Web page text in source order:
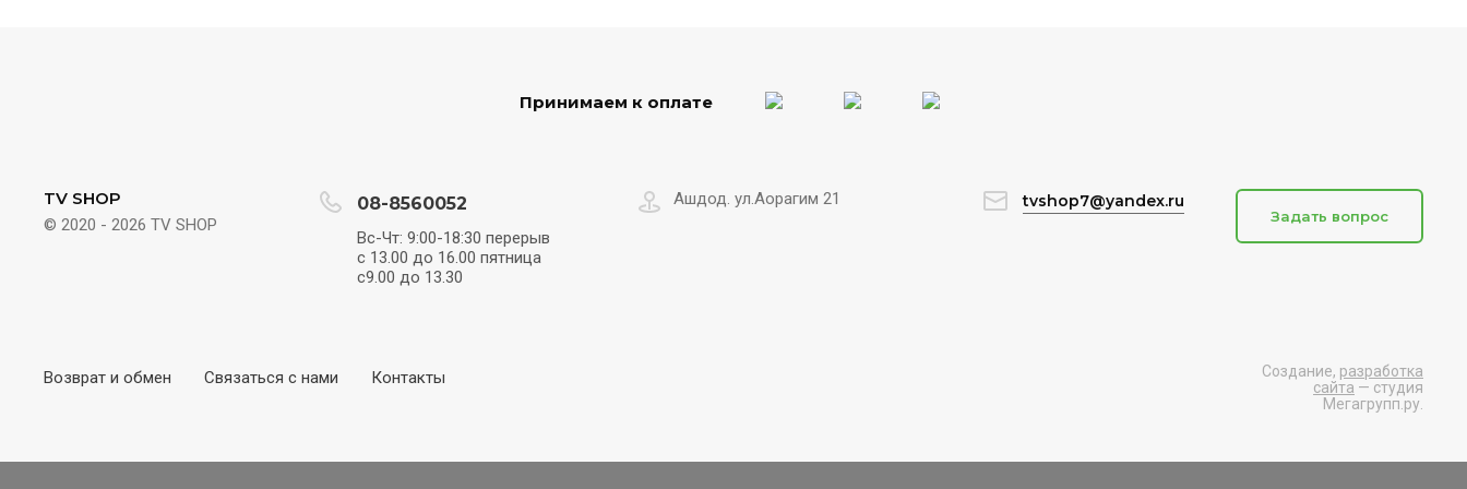
Принимаем к оплате
TV SHOP
© 2020 - 2026 TV SHOP
08-8560052
Вс-Чт: 9:00-18:30 перерыв
с 13.00 до 16.00 пятница
с9.00 до 13.30
Ашдод. ул.Аорагим 21 tvshop7@yandex.ru
Задать вопрос
Возврат и обмен Связаться с нами Контакты Создание, разработка
сайта — студия
Мегагрупп.ру.